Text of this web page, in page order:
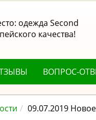
одежда Second
качества!
ВОПРОС-
09.07.2019 Новое